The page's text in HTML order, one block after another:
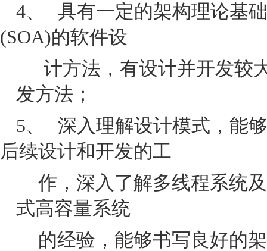
4、
具有一定的架构理论基
(SOA)的软件设
计方法，有设计并开发较
发方法；
5、
深入理解设计模式，能
后续设计和开发的工
作，深入了解多线程系统
式高容量系统
的经验，能够书写良好的